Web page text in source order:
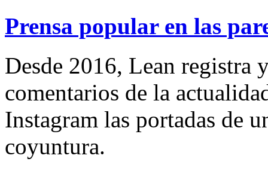
Prensa popular en las
Desde 2016, Lean registra
comentarios de la
Instagram las portadas de
coyuntura.